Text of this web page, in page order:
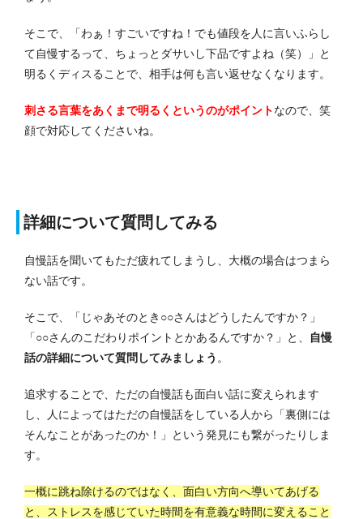
そこで、「わぁ！すごいですね！でも値段を人に言いふらし
て自慢するって、ちょっとダサいし下品ですよね（笑）」と
明るくディスることで、相手は何も言い返せなくなります。
刺さる言葉をあくまで明るくというのがポイントなので、笑
顔で対応してくださいね。
詳細について質問してみる
自慢話を聞いてもただ疲れてしまうし、大概の場合はつまら
ない話です。
そこで、「じゃあそのとき○○さんはどうしたんですか？」
「○○さんのこだわりポイントとかあるんですか？」と、
自慢
話の詳細について質問してみましょう 。
追求することで、ただの自慢話も面白い話に変えられます
し、人によってはただの自慢話をしている人から「裏側には
そんなことがあったのか！」という発見にも繋がったりしま
す。
一概に跳ね除けるのではなく、面白い方向へ導いてあげる
と、ストレスを感じていた時間を有意義な時間に変えること